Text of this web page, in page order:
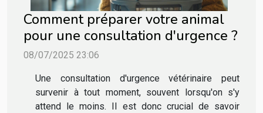
Comment préparer votre animal
pour une consultation d'urgence ?
08/07/2025 23:06
Une consultation d'urgence vétérinaire peut
survenir à tout moment, souvent lorsqu'on s'y
attend le moins. Il est donc crucial de savoir